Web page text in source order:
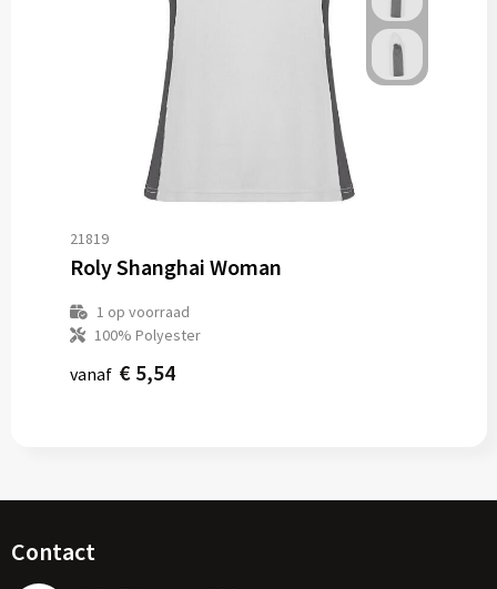
21819
Roly Shanghai Woman
1 op voorraad
100% Polyester
vanaf € 5,54
Contact